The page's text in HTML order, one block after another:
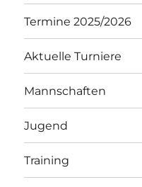
Termine 2025/2026
Aktuelle Turniere
Mannschaften
Jugend
Training